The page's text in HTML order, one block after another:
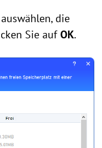
die
Sie aufOK.